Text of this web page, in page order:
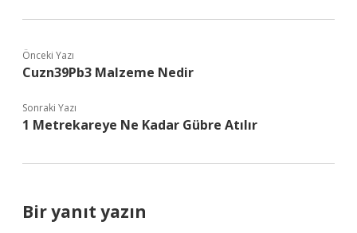
Önceki Yazı
Cuzn39Pb3 Malzeme Nedir
Sonraki Yazı
1 Metrekareye Ne Kadar Gübre Atılır
Bir yanıt yazın